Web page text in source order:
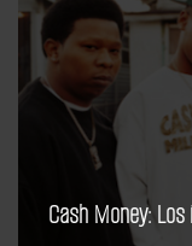
Cash Money: